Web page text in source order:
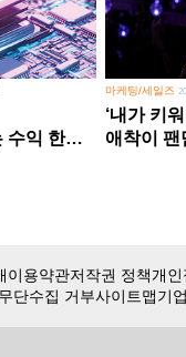
수익 한계
마케팅/세일즈
‘내가 키
애착이 팬
이용약관저작권 정책개
단수집 거부사이트맵기